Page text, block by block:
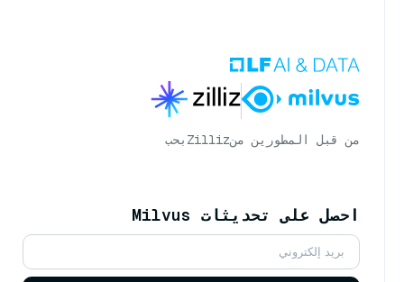
من قبل المطورين منZilliz بحب
احصل على تحديثات Milvus